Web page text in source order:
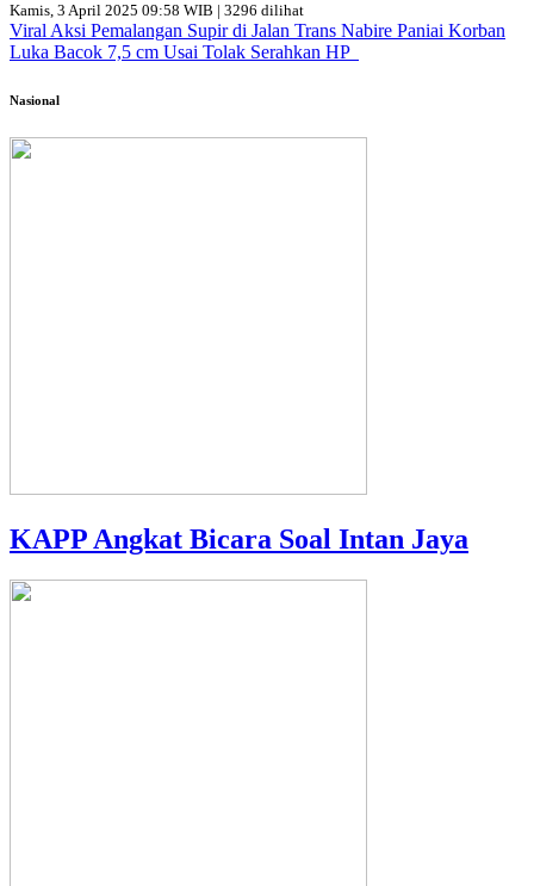
Kamis, 3 April 2025 09:58 WIB | 3296 dilihat
Viral Aksi Pemalangan Supir di Jalan Trans Nabire Paniai Korban
Luka Bacok 7,5 cm Usai Tolak Serahkan HP
Nasional
KAPP Angkat Bicara Soal Intan Jaya